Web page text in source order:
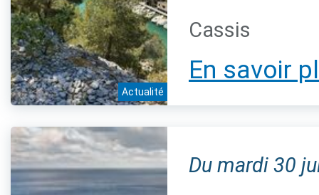
Actualité
Cassis
En savoir
Du mardi 30